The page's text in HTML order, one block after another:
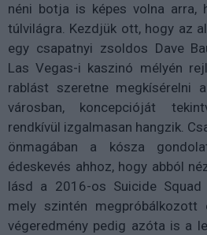
néni botja is képes volna arra,
túlvilágra. Kezdjük ott, hogy az
egy csapatnyi zsoldos Dave
Las Vegas-i kaszinó mélyén
rablást szeretne megkísérelni
városban, koncepcióját
rendkívül izgalmasan hangzik.
önmagában a kósza
édeskevés ahhoz, hogy abból
lásd a 2016-os Suicide
mely szintén
végeredmény pedig azóta is a